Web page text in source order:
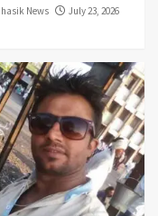
News
July 23, 2026